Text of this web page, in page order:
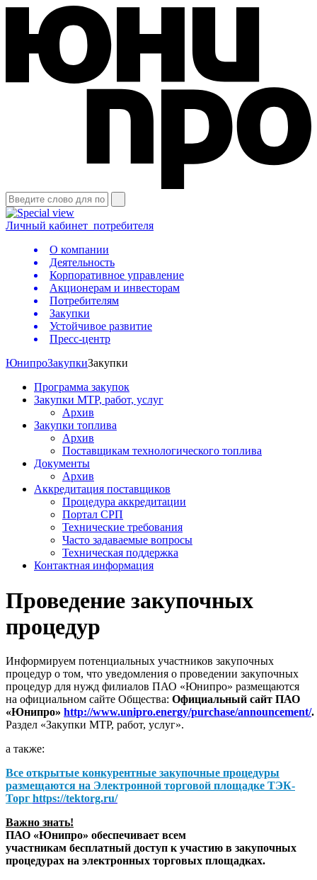
Личный кабинет потребителя
О компании
Деятельность
Корпоративное управление
Акционерам и инвесторам
Потребителям
Закупки
Устойчивое развитие
Пресс-центр
ЮнипроЗакупкиЗакупки
Программа закупок
Закупки МТР, работ, услуг
Архив
Закупки топлива
Архив
Поставщикам технологического топлива
Документы
Архив
Аккредитация поставщиков
Процедура аккредитации
Портал СРП
Технические требования
Часто задаваемые вопросы
Техническая поддержка
Контактная информация
Проведение закупочных
процедур
Информируем потенциальных участников закупочных
процедур о том, что уведомления о проведении закупочных
процедур для нужд филиалов ПАО «Юнипро» размещаются
на официальном сайте Общества: Официальный сайт ПАО
«Юнипро» http://www.unipro.energy/purchase/announcement/.
Раздел «Закупки МТР, работ, услуг».
а также:
Все открытые конкурентные закупочные процедуры
размещаются на Электронной торговой площадке ТЭК-
Торг https://tektorg.ru/
Важно знать!
ПАО «Юнипро» обеспечивает всем
участникам бесплатный доступ к участию в закупочных
процедурах на электронных торговых площадках.